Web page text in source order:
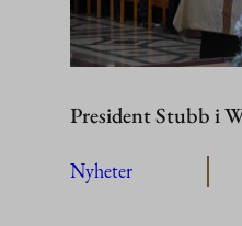
President Stubb i
Nyheter